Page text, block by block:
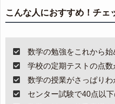
こんな人におすすめ！チェ
数学の勉強をこれから
学校の定期テストの点数
数学の授業がさっぱりわ
センター試験で40点以下